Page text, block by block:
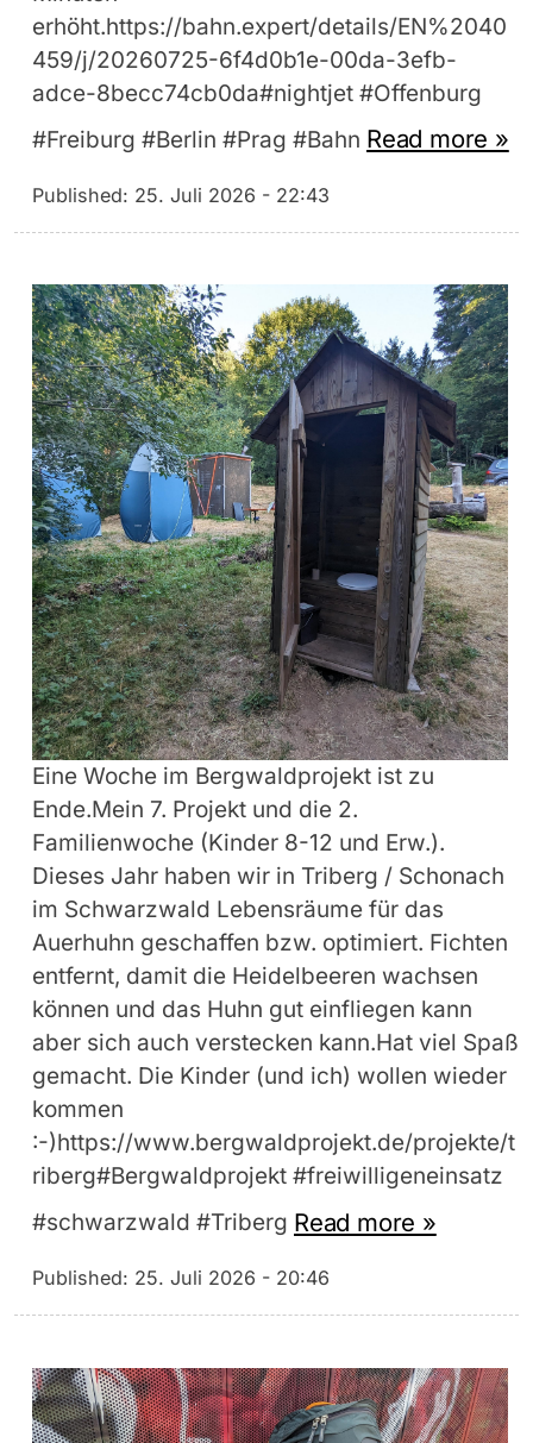
erhöht.https://bahn.expert/details/EN%2040
459/j/20260725-6f4d0b1e-00da-3efb-
adce-8becc74cb0da#nightjet #Offenburg
#Freiburg #Berlin #Prag #Bahn Read more »
Published: 25. Juli 2026 - 22:43
Eine Woche im Bergwaldprojekt ist zu
Ende.Mein 7. Projekt und die 2.
Familienwoche (Kinder 8-12 und Erw.).
Dieses Jahr haben wir in Triberg / Schonach
im Schwarzwald Lebensräume für das
Auerhuhn geschaffen bzw. optimiert. Fichten
entfernt, damit die Heidelbeeren wachsen
können und das Huhn gut einfliegen kann
aber sich auch verstecken kann.Hat viel Spaß
gemacht. Die Kinder (und ich) wollen wieder
kommen
:-)https://www.bergwaldprojekt.de/projekte/t
riberg#Bergwaldprojekt #freiwilligeneinsatz
#schwarzwald #Triberg Read more »
Published: 25. Juli 2026 - 20:46